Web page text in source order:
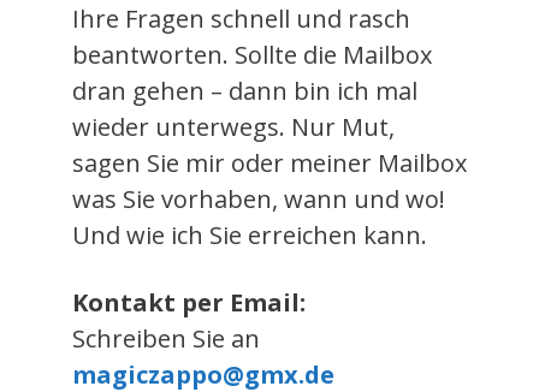
Ihre Fragen schnell und rasch
beantworten. Sollte die Mailbox
dran gehen – dann bin ich mal
wieder unterwegs. Nur Mut,
sagen Sie mir oder meiner Mailbox
was Sie vorhaben, wann und wo!
Und wie ich Sie erreichen kann.
Kontakt per Email:
Schreiben Sie an
magiczappo@gmx.de